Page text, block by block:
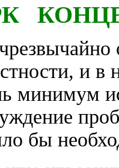
и в
минимум
бы